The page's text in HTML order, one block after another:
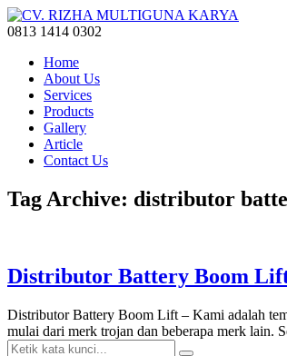
0813 1414 0302
Home
About Us
Services
Products
Gallery
Article
Contact Us
Tag Archive: distributor
Distributor Battery Boom
Distributor Battery Boom Lift – Kami adalah
mulai dari merk trojan dan beberapa merk lain.